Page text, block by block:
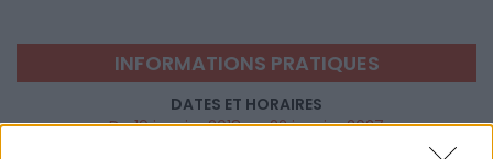
INFORMATIONS PRATIQUES
DATES ET HORAIRES
Du 19 janvier 2018 au 22 janvier 2027